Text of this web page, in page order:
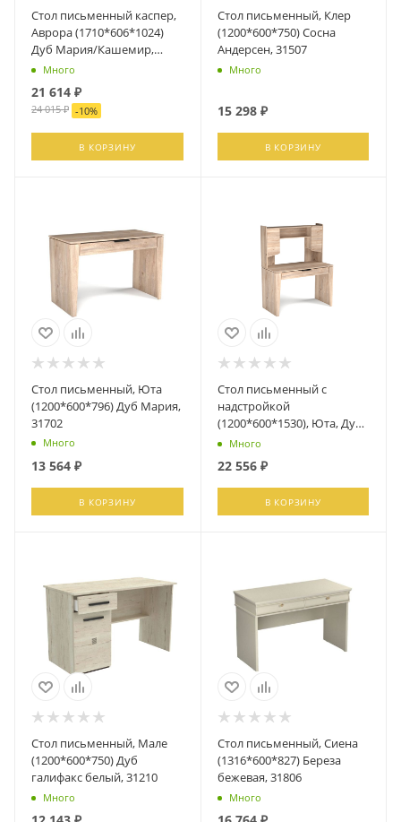
Стол письменный каспер,
Аврора (1710*606*1024)
Дуб Мария/Кашемир,
32119
Много
21 614 ₽
24 015₽ -10%
В КОРЗИНУ
Стол письменный, Клер
(1200*600*750) Сосна
Андерсен, 31507
Много
15 298₽
В КОРЗИНУ
Стол письменный, Юта
(1200*600*796) Дуб Мария,
31702
Много
13 564 ₽
В КОРЗИНУ
Стол письменный с
надстройкой
(1200*600*1530), Юта, Дуб
Мария
Много
22 556₽
В КОРЗИНУ
Стол письменный, Мале
(1200*600*750) Дуб
галифакс белый, 31210
Много
Стол письменный, Сиена
(1316*600*827) Береза
бежевая, 31806
Много